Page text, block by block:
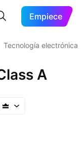
Empiece
Tecnología electrónica
A